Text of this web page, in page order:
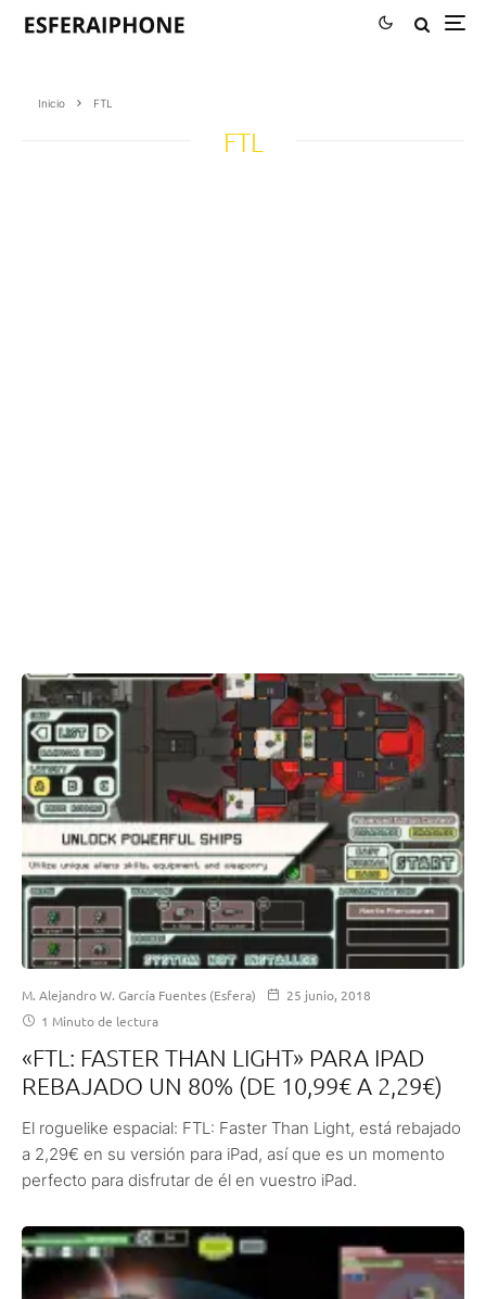
Inicio FTL
FTL
M. Alejandro W. García Fuentes (Esfera)
25 junio, 2018
1 Minuto de lectura
«FTL: FASTER THAN LIGHT» PARA IPAD
REBAJADO UN 80% (DE 10,99€ A 2,29€)
El roguelike espacial: FTL: Faster Than Light, está rebajado
a 2,29€ en su versión para iPad, así que es un momento
perfecto para disfrutar de él en vuestro iPad.